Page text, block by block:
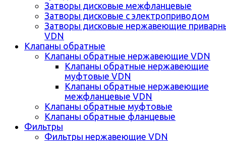
Затворы дисковые межфланцевые
Затворы дисковые с электроприводом
Затворы дисковые нержавеющие
VDN
Клапаны обратные
Клапаны обратные нержавеющие VDN
Клапаны обратные нержавеющие
муфтовые VDN
Клапаны обратные нержавеющие
межфланцевые VDN
Клапаны обратные муфтовые
Клапаны обратные фланцевые
Фильтры
Фильтры нержавеющие VDN